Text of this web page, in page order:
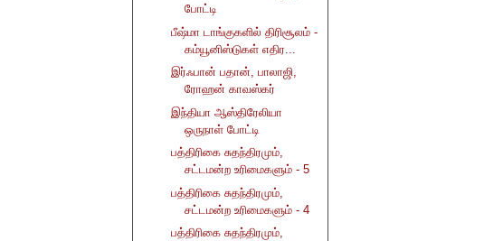
போட்டி
பீஷ்மா டாங்குகளில் திரிசூலம் -
கம்யூனிஸ்டுகள் எதிர...
இர்ஃபான் பதான், பாலாஜி,
ரோஹன் காவஸ்கர்
இந்தியா ஆஸ்திரேலியா
ஒருநாள் போட்டி
பத்திரிகை சுதந்திரமும்,
சட்டமன்ற உரிமைகளும் - 5
பத்திரிகை சுதந்திரமும்,
சட்டமன்ற உரிமைகளும் - 4
பத்திரிகை சுதந்திரமும்,